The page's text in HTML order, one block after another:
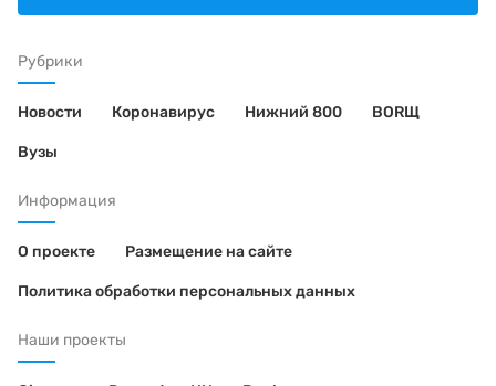
Рубрики
Новости Коронавирус Нижний 800 BORЩ
Вузы
Информация
О проекте Размещение на сайте
Политика обработки персональных данных
Наши проекты